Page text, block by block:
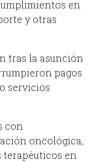
en
y otras
tras la asunción
pagos
servicios
con
oncológica,
en